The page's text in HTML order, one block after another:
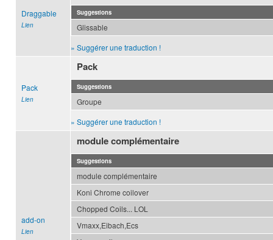
Draggable
Lien
Suggestions
Glissable
» Suggérer une traduction !
Pack
Lien
Pack
Suggestions
Groupe
» Suggérer une traduction !
add-on
Lien
module complémentaire
Suggestions
module complémentaire
Koni Chrome coilover
Chopped Coils... LOL
Vmaxx,Eibach,Ecs